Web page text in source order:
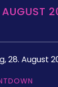
AUGUST
28. August